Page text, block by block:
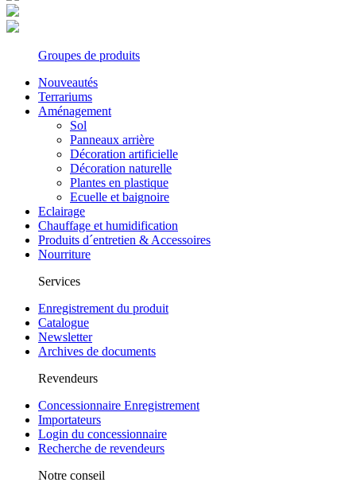
Groupes de produits
Nouveautés
Terrariums
Aménagement
Sol
Panneaux arrière
Décoration artificielle
Décoration naturelle
Plantes en plastique
Ecuelle et baignoire
Eclairage
Chauffage et humidification
Produits d´entretien & Accessoires
Nourriture
Services
Enregistrement du produit
Catalogue
Newsletter
Archives de documents
Revendeurs
Concessionnaire Enregistrement
Importateurs
Login du concessionnaire
Recherche de revendeurs
Notre conseil